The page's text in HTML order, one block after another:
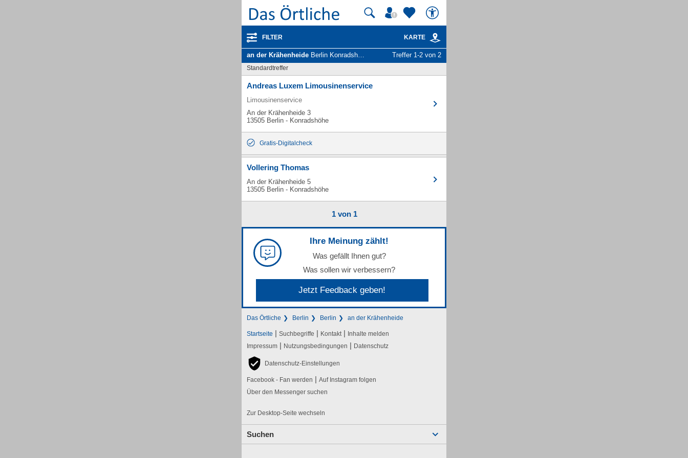
FILTER KARTE
an der Krähenheide Berlin Konradshöhe - Unternehmen und Personen Treffer 1-2 von 2
Standardtreffer
Andreas Luxem Limousinenservice
Limousinenservice
An der Krähenheide 3
13505 Berlin - Konradshöhe
Gratis-Digitalcheck
Vollering Thomas
An der Krähenheide 5
13505 Berlin - Konradshöhe
1 von 1
Ihre Meinung zählt!
Was gefällt Ihnen gut?
Was sollen wir verbessern?
Jetzt Feedback geben!
Das Örtliche Berlin Berlin an der Krähenheide
Startseite | Suchbegriffe | Kontakt | Inhalte melden
Impressum | Nutzungsbedingungen | Datenschutz
Datenschutz-Einstellungen
Facebook - Fan werden | Auf Instagram folgen
Über den Messenger suchen
Zur Desktop-Seite wechseln
Suchen